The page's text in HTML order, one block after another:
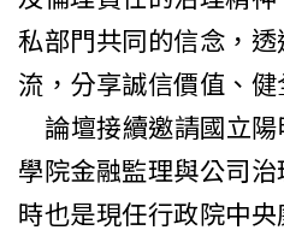
私部門共同的信念，
流，分享誠信價值、健
論壇接續邀請國立
學院金融監理與公司
時也是現任行政院中